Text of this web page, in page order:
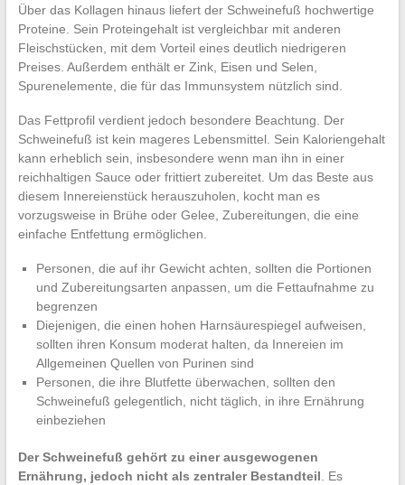
Über das Kollagen hinaus liefert der Schweinefuß hochwertige
Proteine. Sein Proteingehalt ist vergleichbar mit anderen
Fleischstücken, mit dem Vorteil eines deutlich niedrigeren
Preises. Außerdem enthält er Zink, Eisen und Selen,
Spurenelemente, die für das Immunsystem nützlich sind.
Das Fettprofil verdient jedoch besondere Beachtung. Der
Schweinefuß ist kein mageres Lebensmittel. Sein Kaloriengehalt
kann erheblich sein, insbesondere wenn man ihn in einer
reichhaltigen Sauce oder frittiert zubereitet. Um das Beste aus
diesem Innereienstück herauszuholen, kocht man es
vorzugsweise in Brühe oder Gelee, Zubereitungen, die eine
einfache Entfettung ermöglichen.
Personen, die auf ihr Gewicht achten, sollten die Portionen
und Zubereitungsarten anpassen, um die Fettaufnahme zu
begrenzen
Diejenigen, die einen hohen Harnsäurespiegel aufweisen,
sollten ihren Konsum moderat halten, da Innereien im
Allgemeinen Quellen von Purinen sind
Personen, die ihre Blutfette überwachen, sollten den
Schweinefuß gelegentlich, nicht täglich, in ihre Ernährung
einbeziehen
Der Schweinefuß gehört zu einer ausgewogenen
Ernährung, jedoch nicht als zentraler Bestandteil. Es